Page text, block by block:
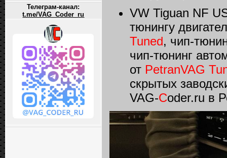
Телеграм-канал:
t.me/VAG_Coder_ru
VW Tiguan NF
тюнингу
Tuned, чип-
чип-тюнинг
от PetranVAG
скрытых
VAG-Coder.ru в